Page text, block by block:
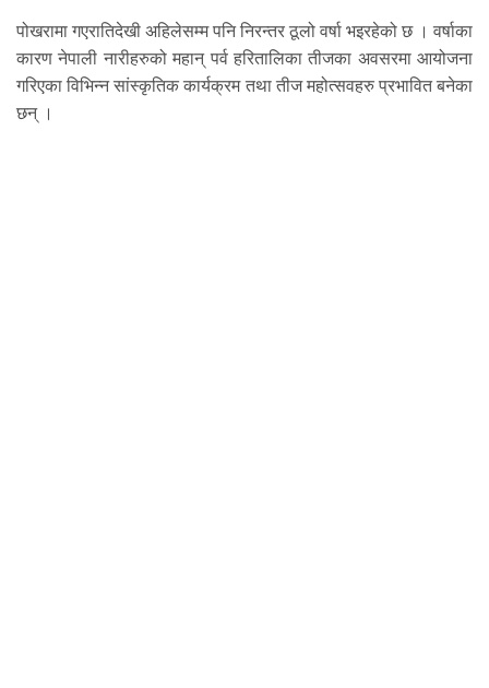
पोखरामा गएरातिदेखी अहिलेसम्म पनि निरन्तर ठूलो वर्षा भइरहेको छ । वर्षाका
कारण नेपाली नारीहरुको महान् पर्व हरितालिका तीजका अवसरमा आयोजना
गरिएका विभिन्न सांस्कृतिक कार्यक्रम तथा तीज महोत्सवहरु प्रभावित बनेका
छन् ।